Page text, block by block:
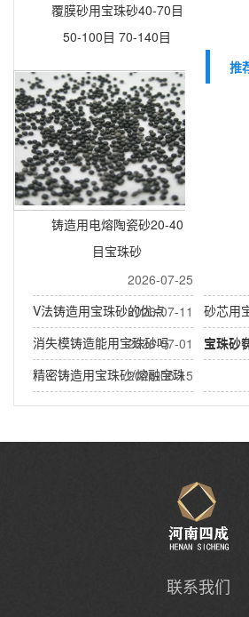
覆膜砂用宝珠砂40-70目
50-100目 70-140目
铸造用电熔陶瓷砂20-40
目宝珠砂
推
2026-07-25
V法铸造用宝珠砂的优点
砂芯用
2026-07-11
消失模铸造能用宝珠砂吗
宝珠砂
2026-07-01
精密铸造用宝珠砂/熔融宝珠
沙
宝珠砂
2026-05-15
熔融陶瓷砂(宝珠砂)做什么用
泵阀铸
联系我们